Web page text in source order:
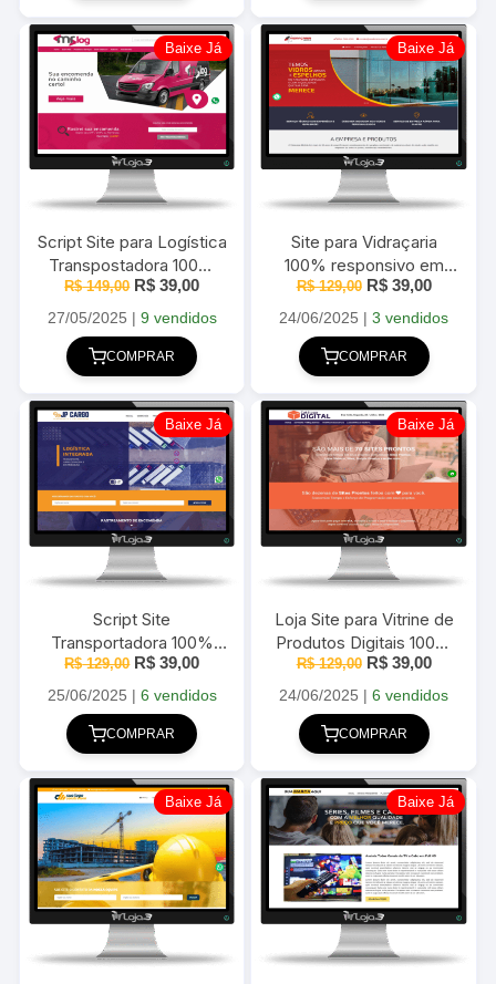
Baixe Já
Script Site para Logística
Transpostadora 100%
responsivo em PHP com
Painel Administrativo
R$149,00 O
original
era:
R$ 149,00.
R$ 39,00O
atual
27/05/2025 | 9 vendidos
COMPRAR
Baixe Já
Site para Vidraçaria
100% responsivo em
PHP com Painel
Administrativo
R$129,00 O
original
era:
R$ 129,00.
R$39,00O
atual
24/06/2025 |3 vendidos
COMPRAR
Baixe Já
Script Site
Transportadora 100%
responsivo em PHP com
Painel Administrativo
R$129,00 O
original
era:
R$ 129,00.
R$ 39,00O
atual
25/06/2025 | 6 vendidos
COMPRAR
Baixe Já
Loja Site para Vitrine de
Produtos Digitais 100%
responsivo em PHP com
Painel Administrador
R$129,00 O
original
era:
R$ 129,00.
R$39,00O
atual
24/06/2025 |6 vendidos
COMPRAR
Baixe Já Baixe Já